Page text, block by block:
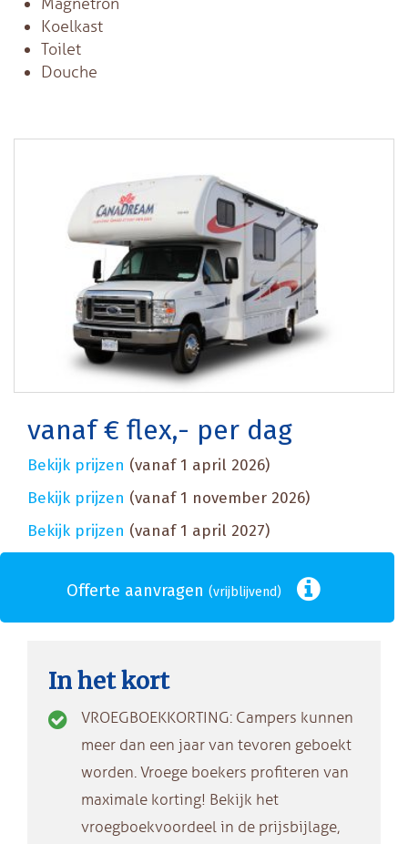
Koelkast
Toilet
Douche
vanaf € flex,- per dag
Bekijk prijzen (vanaf 1 april 2026)
Bekijk prijzen (vanaf 1 november 2026)
Bekijk prijzen (vanaf 1 april 2027)
Offerte aanvragen (vrijblijvend)
In het kort
VROEGBOEKKORTING: Campers kunnen
meer dan een jaar van tevoren geboekt
worden. Vroege boekers profiteren van
maximale korting! Bekijk het
vroegboekvoordeel in de prijsbijlage,